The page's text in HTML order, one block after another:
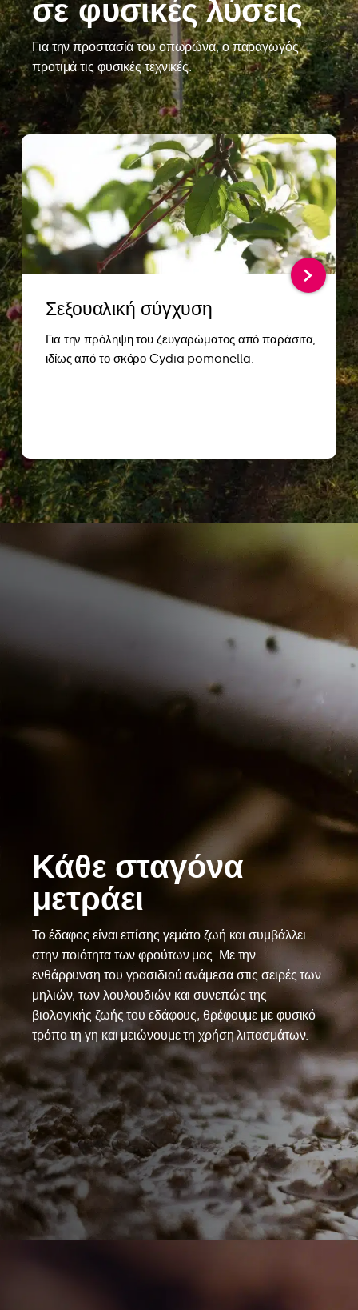
σεφυσικές λύσεις
Για την προστασία του οπωρώνα, ο παραγωγός
προτιμά τις φυσικές τεχνικές.
Σεξουαλική σύγχυση
Για την πρόληψη του ζευγαρώματος από παράσιτα,
ιδίως από το σκόρο Cydia pomonella.
Κάθε σταγόνα
μετράει
Το έδαφος είναι επίσης γεμάτο ζωή και συμβάλλει
στην ποιότητα των φρούτων μας. Με την
ενθάρρυνση του γρασιδιού ανάμεσα στις σειρές των
μηλιών, των λουλουδιών και συνεπώς της
βιολογικής ζωής του εδάφους, θρέφουμε με φυσικό
τρόπο τη γη και μειώνουμε τη χρήση λιπασμάτων.